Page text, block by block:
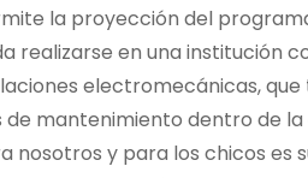
la proyección del
en una institución
electromecánicas,
mantenimiento dentro de
nosotros y para los chicos es